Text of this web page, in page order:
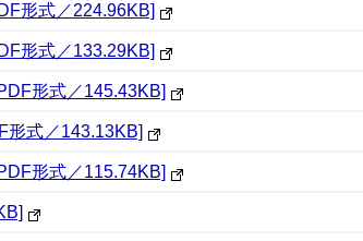
形式／224.96KB]
形式／133.29KB]
形式／145.43KB]
形式／143.13KB]
形式／115.74KB]